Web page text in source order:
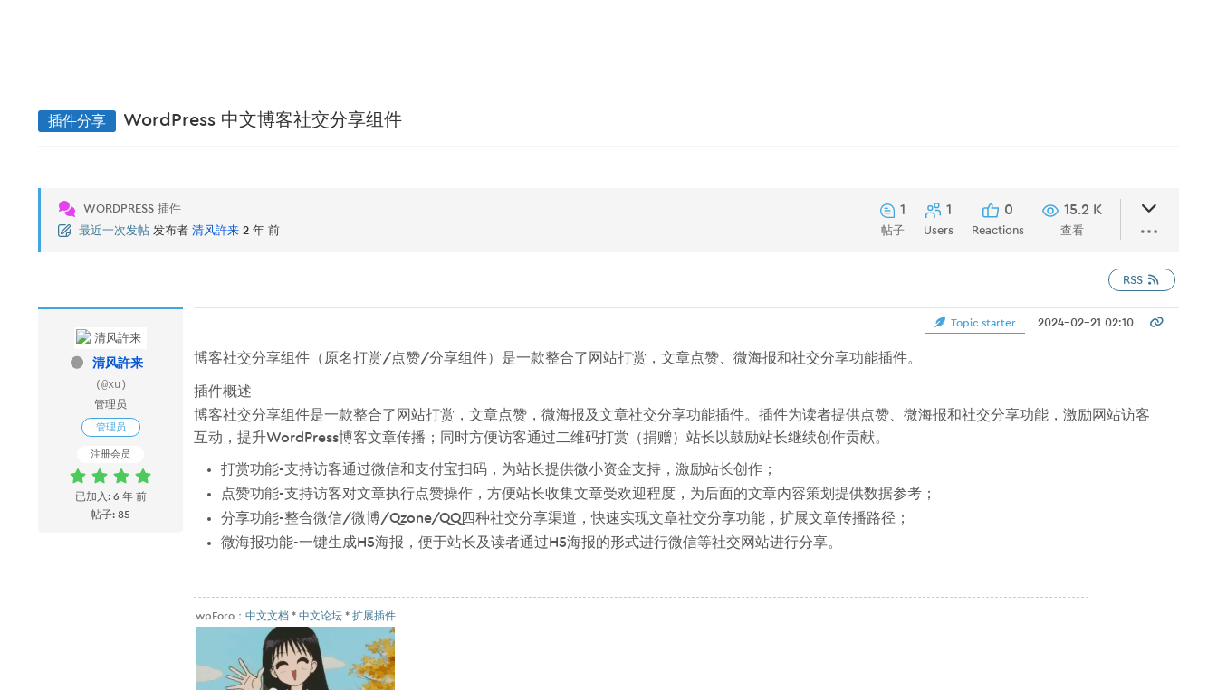
插件分享 WordPress 中文博客社交分享组件
WORDPRESS 插件
最近一次发帖 发布者 清风許来 2 年 前
1
帖子
1
Users
0
Reactions
15.2 K
查看
RSS
清风許来
(@xu)
管理员
管理员
注册会员
已加入: 6 年 前
帖子: 85
Topic starter 2024-02-21 02:10
博客社交分享组件（原名打赏/点赞/分享组件）是一款整合了网站打赏，文章点赞、微海报和社交分享功能插件。
插件概述
博客社交分享组件是一款整合了网站打赏，文章点赞，微海报及文章社交分享功能插件。插件为读者提供点赞、微海报和社交分享功能，激励网站访客
互动，提升WordPress博客文章传播；同时方便访客通过二维码打赏（捐赠）站长以鼓励站长继续创作贡献。
打赏功能-支持访客通过微信和支付宝扫码，为站长提供微小资金支持，激励站长创作；
点赞功能-支持访客对文章执行点赞操作，方便站长收集文章受欢迎程度，为后面的文章内容策划提供数据参考；
分享功能-整合微信/微博/Qzone/QQ四种社交分享渠道，快速实现文章社交分享功能，扩展文章传播路径；
微海报功能-一键生成H5海报，便于站长及读者通过H5海报的形式进行微信等社交网站进行分享。
wpForo： 中文文档 * 中文论坛 * 扩展插件